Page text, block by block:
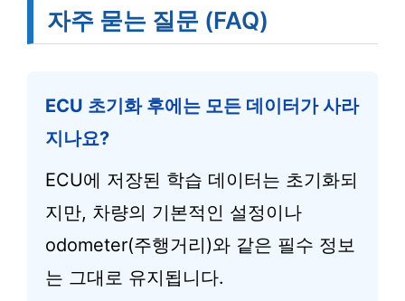
자주 묻는 질문 (FAQ)
ECU 초기화 후에는 모든 데이터가 사라
지나요?
ECU에 저장된 학습 데이터는 초기화되
지만, 차량의 기본적인 설정이나
odometer(주행거리)와 같은 필수 정보
는 그대로 유지됩니다.